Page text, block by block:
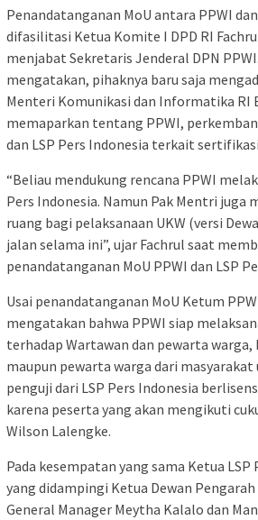
Penandatanganan MoU antara PPWI
difasilitasi Ketua Komite I DPD RI
menjabat Sekretaris Jenderal DPN
mengatakan, pihaknya baru saja
Menteri Komunikasi dan Informatika RI
memaparkan tentang PPWI,
dan LSP Pers Indonesia terkait
“Beliau mendukung rencana PPWI
Pers Indonesia. Namun Pak Mentri
ruang bagi pelaksanaan UKW (versi
jalan selama ini”, ujar Fachrul saat
penandatanganan MoU PPWI dan LSP
Usai penandatanganan MoU Ketum
mengatakan bahwa PPWI siap
terhadap Wartawan dan pewarta warga,
maupun pewarta warga dari masyarakat
penguji dari LSP Pers Indonesia
karena peserta yang akan mengikuti
Wilson Lalengke.
Pada kesempatan yang sama Ketua LSP
yang didampingi Ketua Dewan
General Manager Meytha Kalalo dan